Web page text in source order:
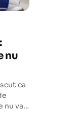
nu
ca
nu va